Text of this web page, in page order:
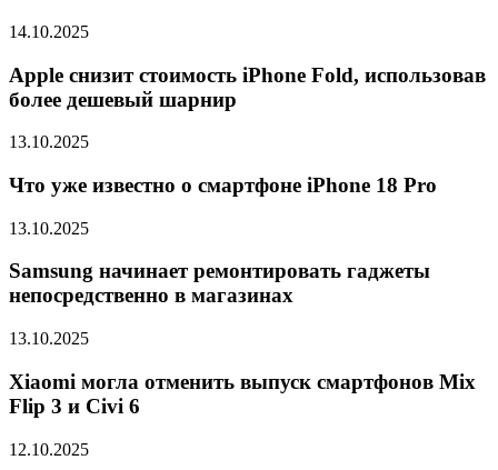
14.10.2025
Apple снизит стоимость iPhone Fold, использовав
более дешевый шарнир
13.10.2025
Что уже известно о смартфоне iPhone 18 Pro
13.10.2025
Samsung начинает ремонтировать гаджеты
непосредственно в магазинах
13.10.2025
Xiaomi могла отменить выпуск смартфонов Mix
Flip 3 и Civi 6
12.10.2025